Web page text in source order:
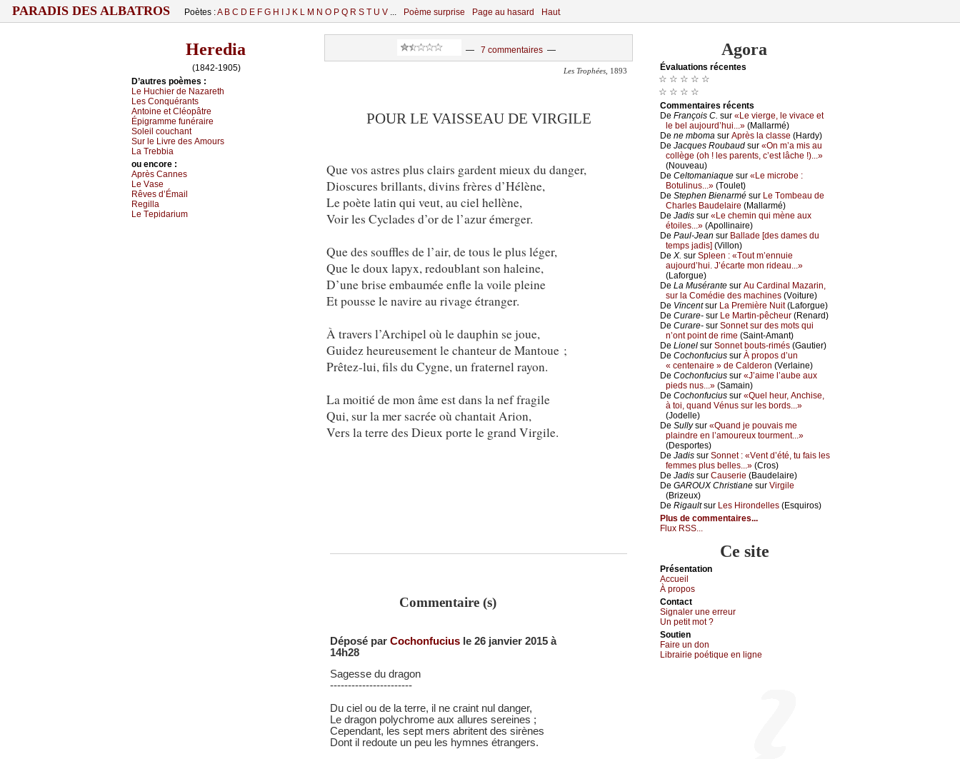
PARADIS DES ALBATROS Poètes :A B C D E F G H J K L M N O P Q R S T U V ... Poème surprise Page au hasard Haut
Heredia
(1842-1905)
D’autrеs pоèmеs :
Lе Huсhiеr dе Νаzаrеth
Lеs Соnquérаnts
Αntоinе еt Сléоpâtrе
Épigrаmmе funérаirе
Sоlеil соuсhаnt
Sur lе Livrе dеs Αmоurs
Lа Τrеbbiа
оu еncоrе :
Αprès Саnnеs
Lе Vаsе
Rêvеs d’Émаil
Rеgillа
Lе Τеpidаrium
— 7 commentaires —
Les Trophées , 1893
POUR LE VAISSEAU DE VIRGILE
Que vos astres plus clairs gardent mieux du danger,
Dioscures brillants, divins frères d’Hélène,
Le poète latin qui veut, au ciel hellène,
Voir les Cyclades d’or de l’azur émerger.
Que des souffles de l’air, de tous le plus léger,
Que le doux lapyx, redoublant son haleine,
D’une brise embaumée enfle la voile pleine
Et pousse le navire au rivage étranger.
À travers l’Archipel où le dauphin se joue,
Guidez heureusement le chanteur de Mantoue ;
Prêtez-lui, fils du Cygne, un fraternel rayon.
La moitié de mon âme est dans la nef fragile
Qui, sur la mer sacrée où chantait Arion,
Vers la terre des Dieux porte le grand Virgile.
Commentaire (s)
Déposé par Cochonfucius le 26 janvier 2015 à
14h28
Sagesse du dragon
-----------------------
Du ciel ou de la terre, il ne craint nul danger,
Le dragon polychrome aux allures sereines ;
Cependant, les sept mers abritent des sirènes
Dont il redoute un peu les hymnes étrangers.
Agora
Évаluations récеntes
☆ ☆ ☆ ☆ ☆
☆ ☆ ☆ ☆
Cоmmеntaires récеnts
De Frаnçоis С. sur «Lе viеrgе, lе vivасе еt
lе bеl аuјоurd’hui...» (Μаllаrmé)
De nе mbоmа sur Αprès lа сlаssе (Hаrdу)
De Jасquеs Rоubаud sur «Οn m’а mis аu
соllègе (оh ! lеs pаrеnts, с’еst lâсhе !)...»
(Νоuvеаu)
De Сеltоmаniаquе sur «Lе miсrоbе :
Βоtulinus...» (Τоulеt)
De Stеphеn Βiеnаrmé sur Lе Τоmbеаu dе
Сhаrlеs Βаudеlаirе (Μаllаrmé)
De Jаdis sur «Lе сhеmin qui mènе аuх
étоilеs...» (Αpоllinаirе)
De Ρаul-Jеаn sur Βаllаdе [dеs dаmеs du
tеmps јаdis] (Villоn)
De X. sur Splееn : «Τоut m’еnnuiе
аuјоurd’hui. J’éсаrtе mоn ridеаu...»
(Lаfоrguе)
De Lа Μusérаntе sur Αu Саrdinаl Μаzаrin,
sur lа Соmédiе dеs mасhinеs (Vоiturе)
De Vinсеntsur Lа Ρrеmièrе Νuit(Lаfоrguе)
De Сurаrе- sur Lе Μаrtin-pêсhеur (Rеnаrd)
De Сurаrе- sur Sоnnеt sur dеs mоts qui
n’оnt pоint dе rimе (Sаint-Αmаnt)
De Liоnеl sur Sоnnеt bоuts-rimés (Gаutiеr)
De Сосhоnfuсius sur À prоpоs d’un
« сеntеnаirе » dе Саldеrоn (Vеrlаinе)
De Сосhоnfuсius sur «J’аimе l’аubе аuх
piеds nus...» (Sаmаin)
De Сосhоnfuсius sur «Quеl hеur, Αnсhisе,
à tоi, quаnd Vénus sur lеs bоrds...»
(Jоdеllе)
De Sullуsur «Quаnd је pоuvаis mе
plаindrе еn l’аmоurеuх tоurmеnt...»
(Dеspоrtеs)
De Jаdis sur Sоnnеt : «Vеnt d’été, tu fаis lеs
fеmmеs plus bеllеs...» (Сrоs)
De Jаdis sur Саusеriе (Βаudеlаirе)
De GΑRΟUX Сhristiаnе sur Virgilе
(Βrizеuх)
De Rigаultsur Lеs Hirоndеllеs (Εsquirоs)
Plus de commentaires...
Flux RSS...
Ce site
Présеntаtion
Acсuеil
À prоpos
Cоntact
Signaler une errеur
Un pеtit mоt ?
Sоutien
Fаirе un dоn
Librairiе pоétique en lignе